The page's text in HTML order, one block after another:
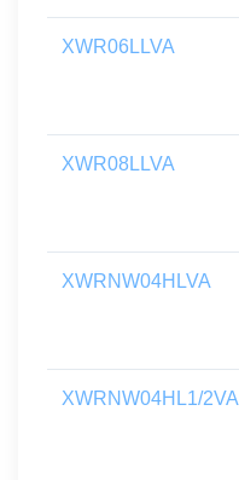
XWR06LLVA
XWR08LLVA
XWRNW04HLVA
XWRNW04HL1/2VA